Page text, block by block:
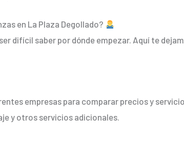
en La Plaza Degollado?
difícil saber por dónde empezar. Aquí te
empresas para comparar precios y
y otros servicios adicionales.